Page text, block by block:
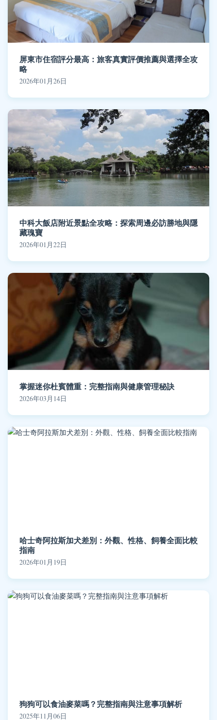
屏東市住宿評分最高：旅客真實評價推薦與選擇全攻
略
2026年01月26日
中科大飯店附近景點全攻略：探索周邊必訪勝地與隱
藏瑰寶
2026年01月22日
掌握迷你杜賓體重：完整指南與健康管理秘訣
2026年03月14日
哈士奇阿拉斯加犬差別：外觀、性格、飼養全面比較
指南
2026年01月19日
狗狗可以食油麥菜嗎？完整指南與注意事項解析
2025年11月06日